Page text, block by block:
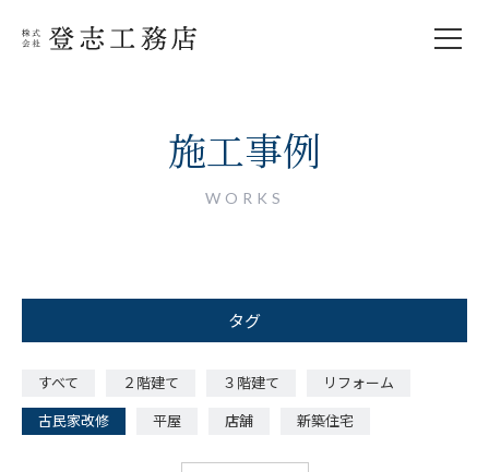
施工事例
WORKS
タグ
すべて ２階建て ３階建て リフォーム
古民家改修 平屋 店舗 新築住宅